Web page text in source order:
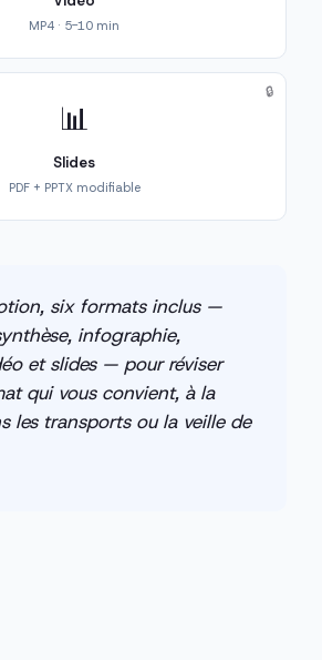
MP4 · 5-10 min
📊
Slides
PDF + PPTX modifiable
🔒
six formats inclus —
infographie,
et slides — pour réviser
qui vous convient, à la
les transports ou la veille de